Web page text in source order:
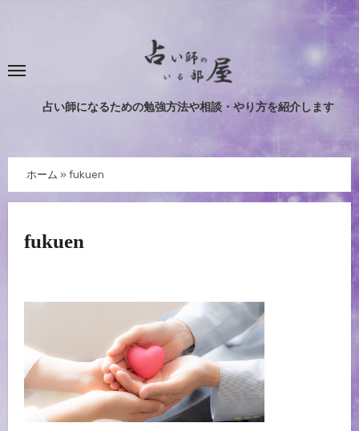
ス
占い師になるための勉強方法や相談・やり方を紹介します
ホーム » fukuen
fukuen